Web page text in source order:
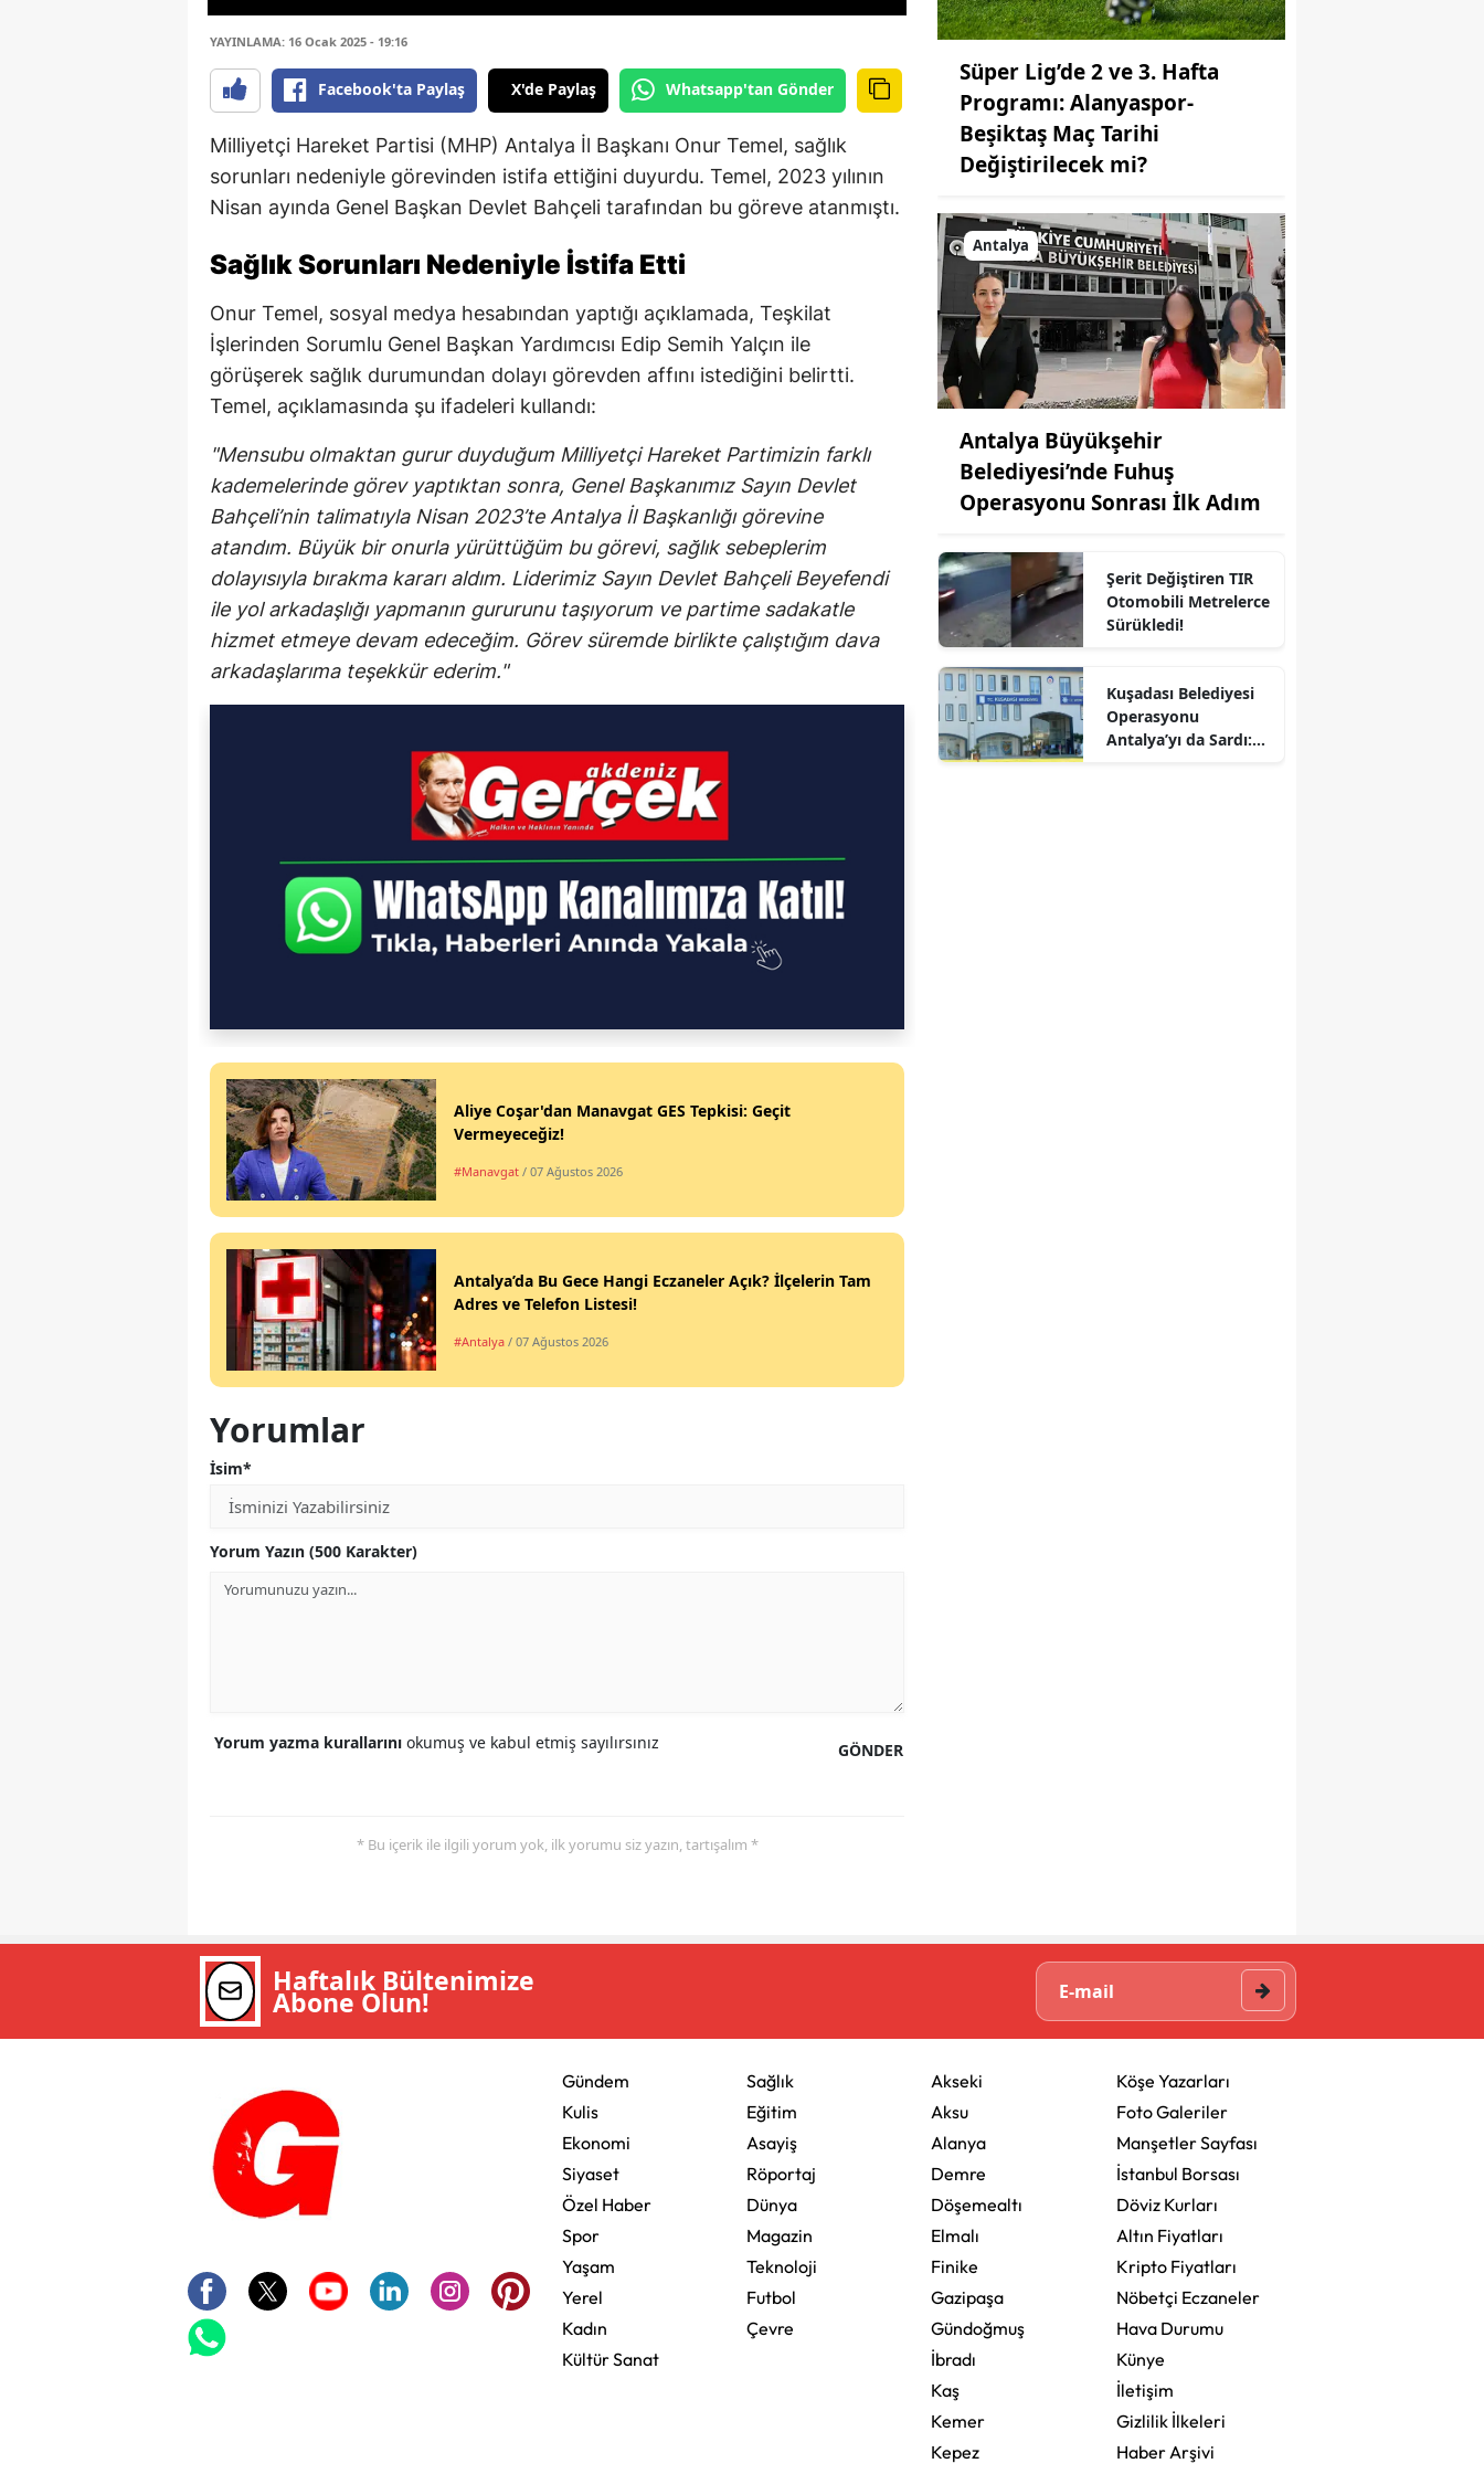
YAYINLAMA: 16 Ocak 2025 - 19:16
Facebook'ta Paylaş X'de Paylaş Whatsapp'tan Gönder
Milliyetçi Hareket Partisi (MHP) Antalya İl Başkanı Onur Temel, sağlık
sorunları nedeniyle görevinden istifa ettiğini duyurdu. Temel, 2023 yılının
Nisan ayında Genel Başkan Devlet Bahçeli tarafından bu göreve atanmıştı.
Sağlık Sorunları Nedeniyle İstifa Etti
Onur Temel, sosyal medya hesabından yaptığı açıklamada, Teşkilat
İşlerinden Sorumlu Genel Başkan Yardımcısı Edip Semih Yalçın ile
görüşerek sağlık durumundan dolayı görevden affını istediğini belirtti.
Temel, açıklamasında şu ifadeleri kullandı:
"Mensubu olmaktan gurur duyduğum Milliyetçi Hareket Partimizin farklı
kademelerinde görev yaptıktan sonra, Genel Başkanımız Sayın Devlet
Bahçeli’nin talimatıyla Nisan 2023’te Antalya İl Başkanlığı görevine
atandım. Büyük bir onurla yürüttüğüm bu görevi, sağlık sebeplerim
dolayısıyla bırakma kararı aldım. Liderimiz Sayın Devlet Bahçeli Beyefendi
ile yol arkadaşlığı yapmanın gururunu taşıyorum ve partime sadakatle
hizmet etmeye devam edeceğim. Görev süremde birlikte çalıştığım dava
arkadaşlarıma teşekkür ederim."
Aliye Coşar'dan Manavgat GES Tepkisi: Geçit
Vermeyeceğiz!
#Manavgat / 07 Ağustos 2026
Antalya’da Bu Gece Hangi Eczaneler Açık? İlçelerin Tam
Adres ve Telefon Listesi!
#Antalya / 07 Ağustos 2026
Yorumlar
İsim*
Yorum Yazın (500 Karakter)
GÖNDER
Yorum yazma kurallarını okumuş ve kabul etmiş sayılırsınız
* Bu içerik ile ilgili yorum yok, ilk yorumu siz yazın, tartışalım *
Süper Lig’de 2 ve 3. Hafta
Programı: Alanyaspor-
Beşiktaş Maç Tarihi
Değiştirilecek mi?
Antalya
Antalya Büyükşehir
Belediyesi’nde Fuhuş
Operasyonu Sonrası İlk Adım
Şerit Değiştiren TIR
Otomobili Metrelerce
Sürükledi!
Kuşadası Belediyesi
Operasyonu
Antalya’yı da Sardı:
Haftalık Bültenimize
Abone Olun!
Gündem
Kulis
Ekonomi
Siyaset
Özel Haber
Spor
Yaşam
Yerel
Kadın
Kültür Sanat
Sağlık
Eğitim
Asayiş
Röportaj
Dünya
Magazin
Teknoloji
Futbol
Çevre
Akseki
Aksu
Alanya
Demre
Döşemealtı
Elmalı
Finike
Gazipaşa
Gündoğmuş
İbradı
Kaş
Kemer
Kepez
Köşe Yazarları
Foto Galeriler
Manşetler Sayfası
İstanbul Borsası
Döviz Kurları
Altın Fiyatları
Kripto Fiyatları
Nöbetçi Eczaneler
Hava Durumu
Künye
İletişim
Gizlilik İlkeleri
Haber Arşivi